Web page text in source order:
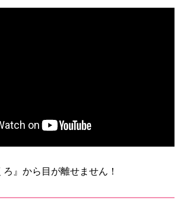
』から目が離せません！